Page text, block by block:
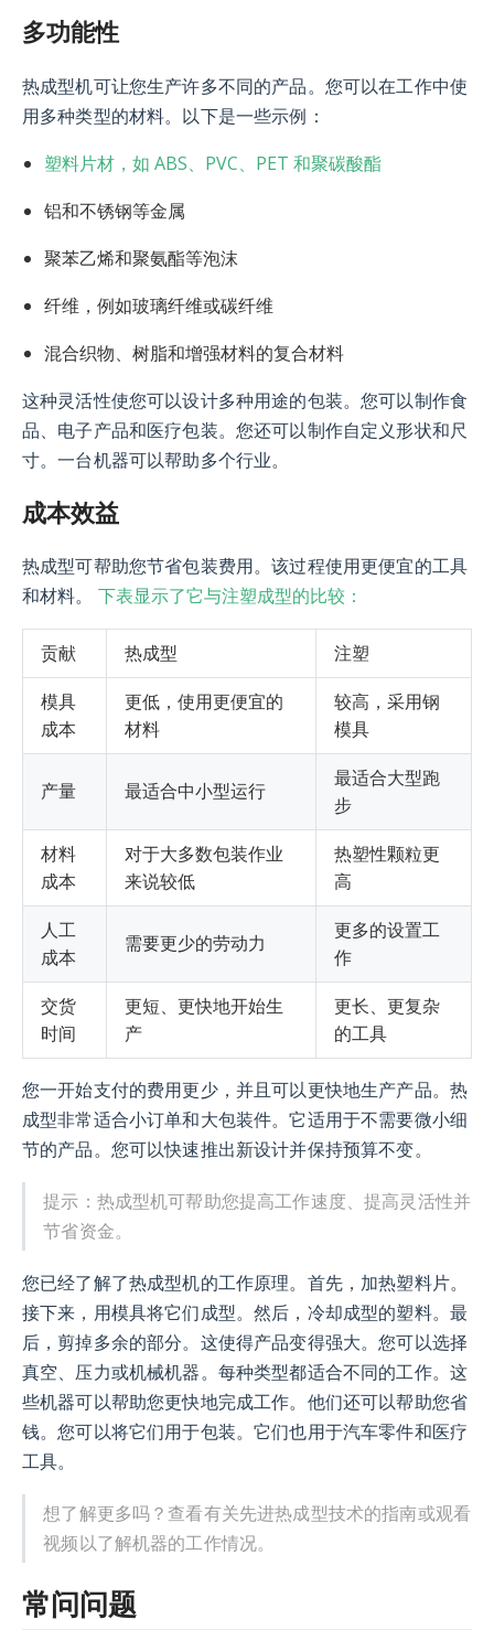
多功能性
热成型机可让您生产许多不同的产品。您可以在工作中使
用多种类型的材料。以下是一些示例：
塑料片材，如 ABS、PVC、PET 和聚碳酸酯
铝和不锈钢等金属
聚苯乙烯和聚氨酯等泡沫
纤维，例如玻璃纤维或碳纤维
混合织物、树脂和增强材料的复合材料
这种灵活性使您可以设计多种用途的包装。您可以制作食
品、电子产品和医疗包装。您还可以制作自定义形状和尺
寸。一台机器可以帮助多个行业。
成本效益
热成型可帮助您节省包装费用。该过程使用更便宜的工具
和材料。 下表显示了它与注塑成型的比较：
贡献 热成型
注塑
模具
成本
更低，使用更便宜的
材料
较高，采用钢
模具
产量 最适合中小型运行
最适合大型跑
步
材料
成本
对于大多数包装作业
来说较低
热塑性颗粒更
高
人工
成本
需要更少的劳动力
更多的设置工
作
交货
时间
更短、更快地开始生
产
更长、更复杂
的工具
您一开始支付的费用更少，并且可以更快地生产产品。热
成型非常适合小订单和大包装件。它适用于不需要微小细
节的产品。您可以快速推出新设计并保持预算不变。
提示：热成型机可帮助您提高工作速度、提高灵活性并
节省资金。
您已经了解了热成型机的工作原理。首先，加热塑料片。
接下来，用模具将它们成型。然后，冷却成型的塑料。最
后，剪掉多余的部分。这使得产品变得强大。您可以选择
真空、压力或机械机器。每种类型都适合不同的工作。这
些机器可以帮助您更快地完成工作。他们还可以帮助您省
钱。您可以将它们用于包装。它们也用于汽车零件和医疗
工具。
想了解更多吗？查看有关先进热成型技术的指南或观看
视频以了解机器的工作情况。
常问问题